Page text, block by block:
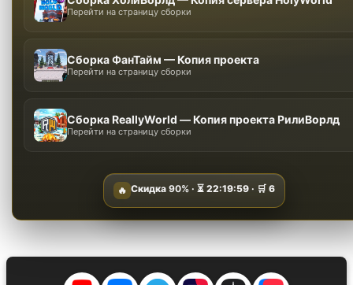
Перейти на страницу сборки
Сборка ФанТайм — Копия проекта
Перейти на страницу сборки
Сборка ReallyWorld — Копия проекта РилиВорлд
Перейти на страницу сборки
🔥 Скидка90% · ⏳22:19:57· 🛒 6